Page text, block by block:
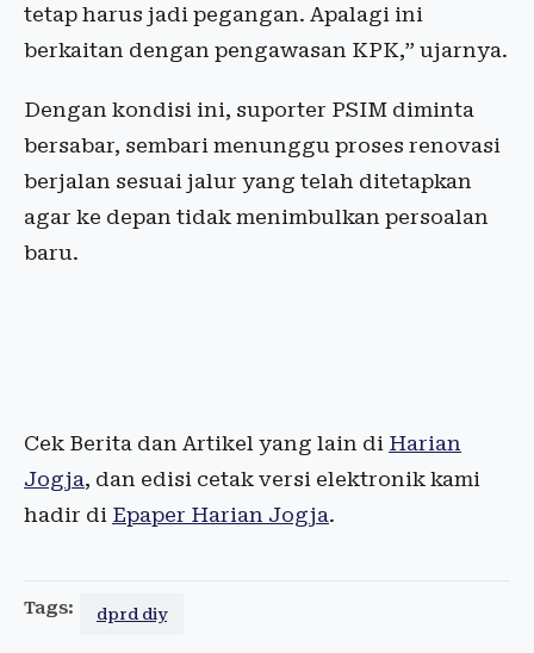
tetap harus jadi pegangan. Apalagi ini
berkaitan dengan pengawasan KPK,” ujarnya.
Dengan kondisi ini, suporter PSIM diminta
bersabar, sembari menunggu proses renovasi
berjalan sesuai jalur yang telah ditetapkan
agar ke depan tidak menimbulkan persoalan
baru.
Cek Berita dan Artikel yang lain di Harian
Jogja, dan edisi cetak versi elektronik kami
hadir di Epaper Harian Jogja.
Tags: dprd diy